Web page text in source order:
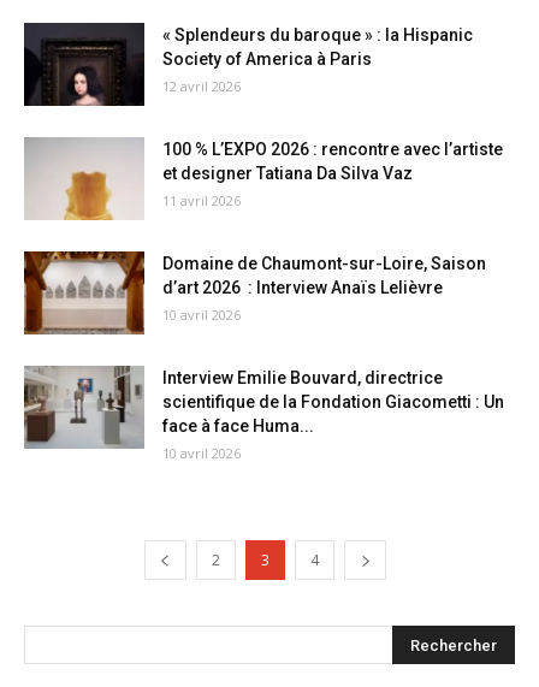
« Splendeurs du baroque » : la Hispanic
Society of America à Paris
12 avril 2026
100 % L’EXPO 2026 : rencontre avec l’artiste
et designer Tatiana Da Silva Vaz
11 avril 2026
Domaine de Chaumont-sur-Loire, Saison
d’art 2026 : Interview Anaïs Lelièvre
10 avril 2026
Interview Emilie Bouvard, directrice
scientifique de la Fondation Giacometti : Un
face à face Huma...
10 avril 2026
2 3 4